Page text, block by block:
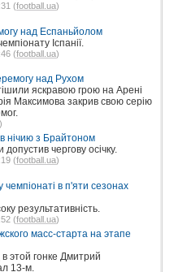
(football.ua)
над Еспаньйолом
Іспанії.
(football.ua)
над Рухом
яскравою грою на Арені
Максимова закрив свою серію
)
нічию з Брайтоном
чергову осічку.
(football.ua)
в п'яти сезонах
результативність.
(football.ua)
масс-старта на этапе
этой гонке Дмитрий
13-м.